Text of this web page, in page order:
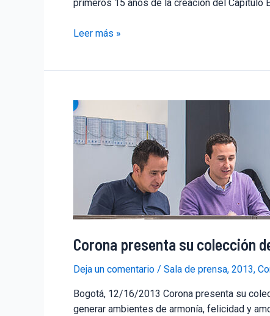
primeros 15 años de la creación del Capítulo
Leer más »
Corona presenta su colección
Deja un comentario / Sala de prensa, 2013,
Bogotá, 12/16/2013 Corona presenta su
generar ambientes de armonía, felicidad y